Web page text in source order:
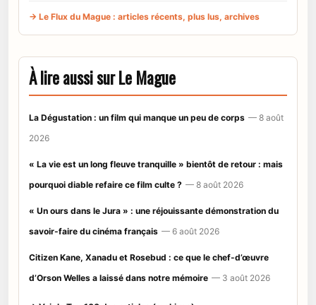
→ Le Flux du Mague : articles récents, plus lus, archives
À lire aussi sur Le Mague
La Dégustation : un film qui manque un peu de corps — 8 août
2026
« La vie est un long fleuve tranquille » bientôt de retour : mais
pourquoi diable refaire ce film culte ? — 8 août 2026
« Un ours dans le Jura » : une réjouissante démonstration du
savoir-faire du cinéma français — 6 août 2026
Citizen Kane, Xanadu et Rosebud : ce que le chef-d’œuvre
d’Orson Welles a laissé dans notre mémoire — 3 août 2026